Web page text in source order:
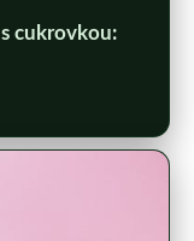
cukrovkou: